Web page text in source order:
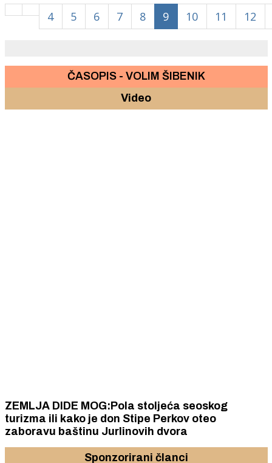
4 5 6 7 8 9 10 11 12
ČASOPIS - VOLIM ŠIBENIK
Video
ZEMLJA DIDE MOG:Pola stoljeća seoskog
turizma ili kako je don Stipe Perkov oteo
zaboravu baštinu Jurlinovih dvora
Sponzorirani članci